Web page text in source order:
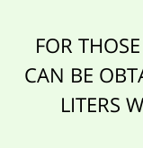
FOR
CAN BE
LITERS